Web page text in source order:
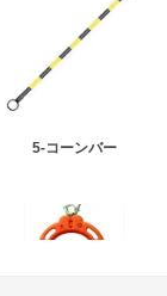
5-コーンバー